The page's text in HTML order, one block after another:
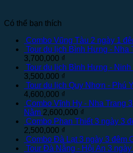
Có thể bạn thích
Combo Vũng Tàu 2 ngày 1
Tour du lịch Bình Hưng - Nha
3,700,000 ₫
Tour du lịch Bình Hưng -
3,500,000 ₫
Tour du lịch Quy Nhơn - Phú
4,600,000 ₫
Combo Vĩnh Hy - Nha Trang
Nằm 2,600,000 ₫
Combo Phan Thiết 3 ngày 3
2,500,000 ₫
Combo Đà Lạt 3 ngày 3 đêm
Tour Đà Nẵng - Hội An 3 ngày